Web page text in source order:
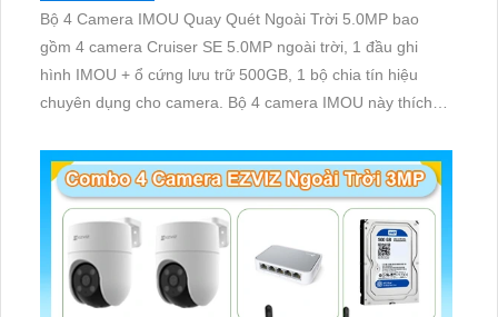
Bộ 4 Camera IMOU Quay Quét Ngoài Trời 5.0MP bao
gồm 4 camera Cruiser SE 5.0MP ngoài trời, 1 đầu ghi
hình IMOU + ổ cứng lưu trữ 500GB, 1 bộ chia tín hiệu
chuyên dụng cho camera. Bộ 4 camera IMOU này thích
cần giám sát ngoài trời